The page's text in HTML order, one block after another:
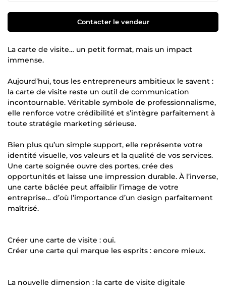
Contacter le vendeur
La carte de visite… un petit format, mais un impact
immense.
Aujourd’hui, tous les entrepreneurs ambitieux le savent :
la carte de visite reste un outil de communication
incontournable. Véritable symbole de professionnalisme,
elle renforce votre crédibilité et s’intègre parfaitement à
toute stratégie marketing sérieuse.
Bien plus qu’un simple support, elle représente votre
identité visuelle, vos valeurs et la qualité de vos services.
Une carte soignée ouvre des portes, crée des
opportunités et laisse une impression durable. À l’inverse,
une carte bâclée peut affaiblir l’image de votre
entreprise… d’où l’importance d’un design parfaitement
maîtrisé.
Créer une carte de visite : oui.
Créer une carte qui marque les esprits : encore mieux.
La nouvelle dimension : la carte de visite digitale